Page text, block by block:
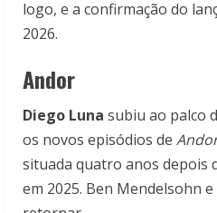
logo, e a confirmação do
2026.
Andor
Diego Luna subiu ao palco
os novos episódios de
situada quatro anos depois
em 2025. Ben Mendelsohn